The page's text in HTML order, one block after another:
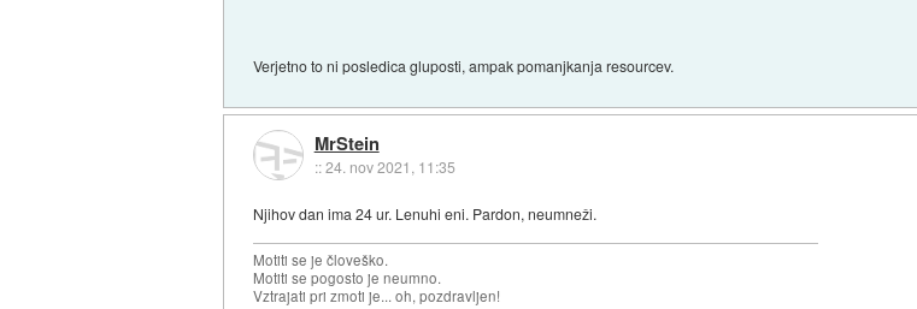
Verjetno to ni posledica gluposti, ampak pomanjkanja resourcev.
MrStein
::24. nov 2021, 11:35
Njihov dan ima 24 ur. Lenuhi eni. Pardon, neumneži.
Motiti se je človeško.
Motiti se pogosto je neumno.
Vztrajati pri zmoti je... oh, pozdravljen!